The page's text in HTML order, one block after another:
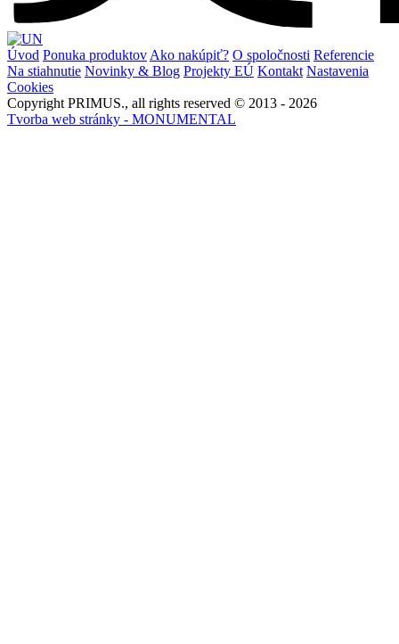
Úvod Ponuka produktov Ako nakúpiť? O spoločnosti Referencie
Na stiahnutie Novinky & Blog Projekty EÚ Kontakt Nastavenia
Cookies
Copyright PRIMUS., all rights reserved © 2013 - 2026
Tvorba web stránky - MONUMENTAL